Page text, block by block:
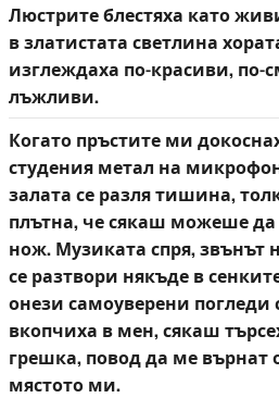
Люстрите блестяха като
в златистата светлина
изглеждаха по-красиви, по-
лъжливи.
Когато пръстите ми
студения метал на
залата се разля тишина,
плътна, че сякаш можеше да
нож. Музиката спря, звънът
се разтвори някъде в
онези самоуверени погледи
вкопчиха в мен, сякаш
грешка, повод да ме върнат
мястото ми.